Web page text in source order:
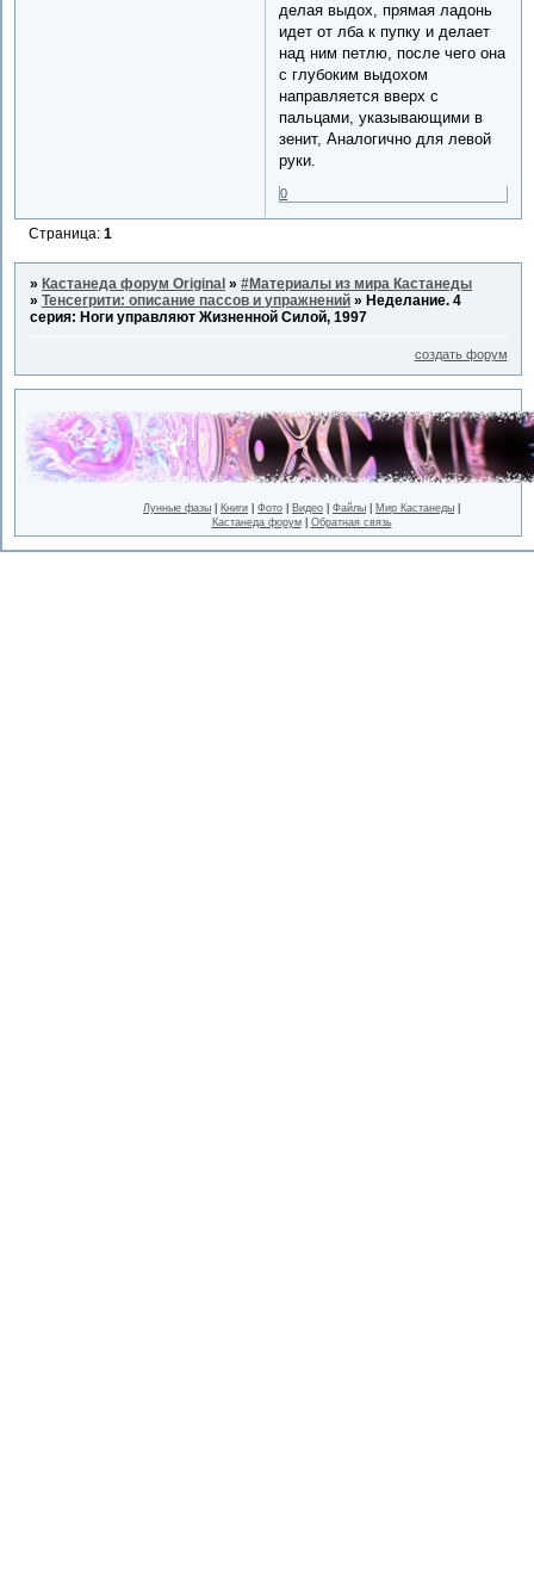
делая выдох, прямая ладонь
идет от лба к пупку и делает
над ним петлю, после чего она
с глубоким выдохом
направляется вверх с
пальцами, указывающими в
зенит, Аналогично для левой
руки.
0
Страница:1
»Кастанеда форум Original »#Материалы из мира Кастанеды
»Тенсегрити: описание пассов и упражнений »Неделание. 4
серия: Ноги управляют Жизненной Силой, 1997
создать форум
Лунные фазы Книги Фото Видео Файлы Мир Кастанеды
Кастанеда форум| Обратная связь